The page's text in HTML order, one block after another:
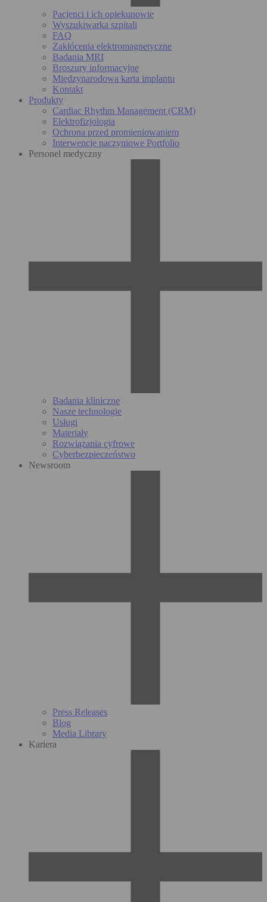
Pacjenci i ich opiekunowie
Wyszukiwarka szpitali
FAQ
Zakłócenia elektromagnetyczne
Badania MRI
Broszury informacyjne
Międzynarodowa karta implantu
Kontakt
Produkty
Cardiac Rhythm Management (CRM)
Elektrofizjologia
Ochrona przed promieniowaniem
Interwencje naczyniowe Portfolio
Personel medyczny
Badania kliniczne
Nasze technologie
Usługi
Materiały
Rozwiązania cyfrowe
Cyberbezpieczeństwo
Newsroom
Press Releases
Blog
Media Library
Kariera